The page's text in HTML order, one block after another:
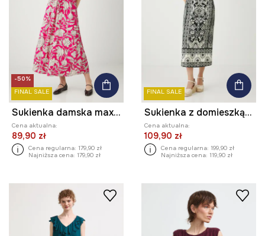
-50%
FINAL SALE
Sukienka damska maxi wzorzysta z wiskozy
Cena aktualna:
89,90 zł
Cena regularna: 179,90 zł
Najniższa cena: 179,90 zł
FINAL SALE
Sukienka z domieszką lnu damska z ozdobnymi wycięciami kolor czarny
Cena aktualna:
109,90 zł
Cena regularna: 199,90 zł
Najniższa cena: 119,90 zł